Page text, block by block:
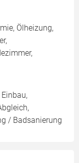
Ölheizung,
/ Badsanierung